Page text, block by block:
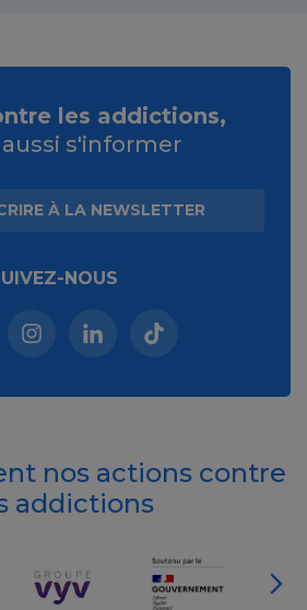
les addictions,
s'informer
À LA NEWSLETTER
NOUS
(nouvelle fenêtre)
Instagram (nouvelle fenêtre)
Linkedin (nouvelle
Tiktok (nouvelle
nos actions contre
addictions